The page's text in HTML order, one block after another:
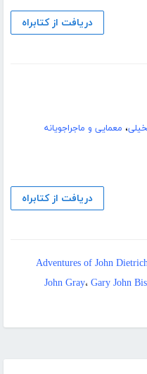
دریافت از کتابراه
، معمایی و ماجراجویانه
دریافت از کتابراه
Adventures of John
John Gray، Gary John